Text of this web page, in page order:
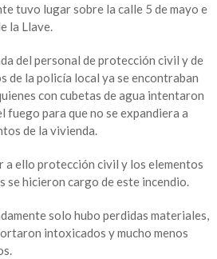
tuvo lugar sobre la calle 5 de mayo e
la Llave.
del personal de protección civil y de
de la policía local ya se encontraban
con cubetas de agua intentaron
fuego para que no se expandiera a
de la vivienda.
a ello protección civil y los elementos
se hicieron cargo de este incendio.
solo hubo perdidas materiales,
intoxicados y mucho menos